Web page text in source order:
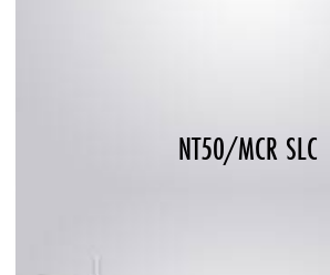
NT50/MCR SLC